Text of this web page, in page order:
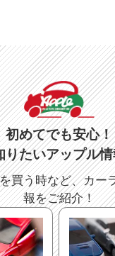
初めてでも安心！
りたいアップル
買う時など、カー
報をご紹介！